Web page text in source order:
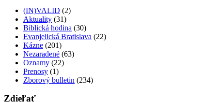
(IN)VALID (2)
Aktuality (31)
Biblická hodina (30)
Evanjelická Bratislava (22)
Kázne (201)
Nezaradené (63)
Oznamy (22)
Prenosy (1)
Zborový bulletin (234)
Zdieľať